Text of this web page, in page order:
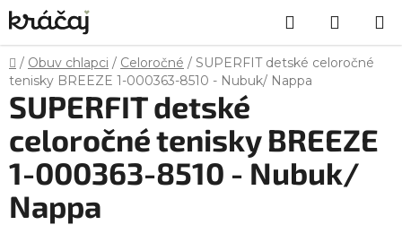
Prejsť
na
obsah
Hľadať
KOŠÍK
Domov
/ Obuv chlapci / Celoročné / SUPERFIT detské celoročné
tenisky BREEZE 1-000363-8510 - Nubuk/ Nappa
SUPERFIT detské
celoročné tenisky BREEZE
1-000363-8510 - Nubuk/
Nappa